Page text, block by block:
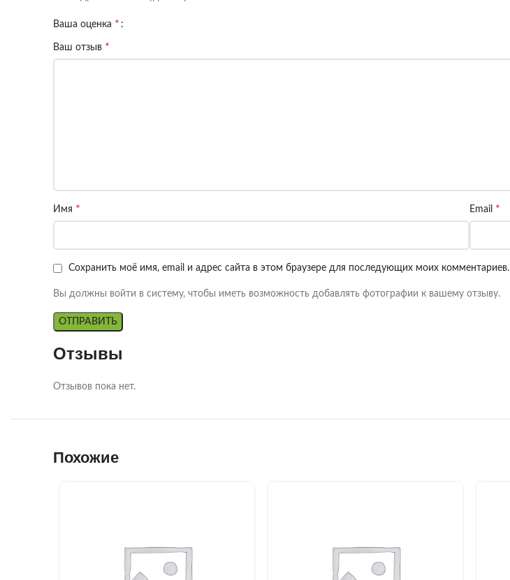
Отзывы
Отзывов пока нет.
Ваша оценка *
Ваш отзыв *
Имя * Email *
Сохранить моё имя, email и адрес сайта в этом браузере для последующих моих комментариев.
Вы должны войти в систему, чтобы иметь возможность добавлять фотографии к вашему отзыву.
Похожие